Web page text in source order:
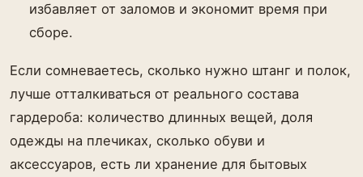
избавляет от заломов и экономит время при
сборе.
Если сомневаетесь, сколько нужно штанг и полок,
лучше отталкиваться от реального состава
гардероба: количество длинных вещей, доля
одежды на плечиках, сколько обуви и
аксессуаров, есть ли хранение для бытовых